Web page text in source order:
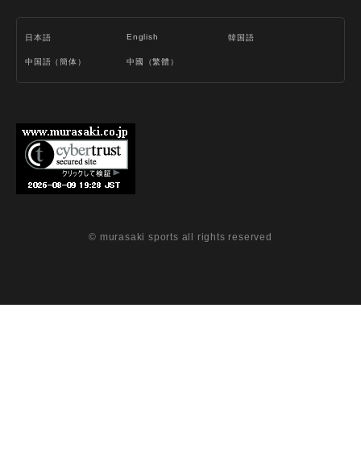
日本語 English 韓国語
中国語（簡体） 中國（繁體）
© murasaki sports all rights reserved